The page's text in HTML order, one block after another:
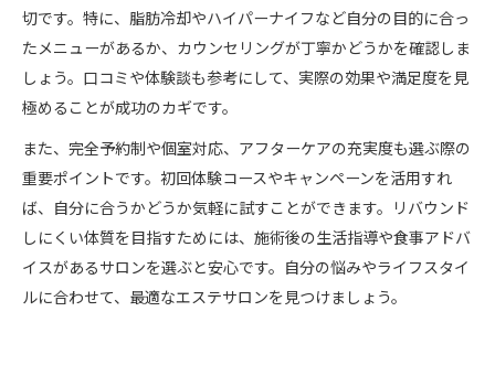
切です。特に、脂肪冷却やハイパーナイフなど自分の目的に合っ
たメニューがあるか、カウンセリングが丁寧かどうかを確認しま
しょう。口コミや体験談も参考にして、実際の効果や満足度を見
極めることが成功のカギです。
また、完全予約制や個室対応、アフターケアの充実度も選ぶ際の
重要ポイントです。初回体験コースやキャンペーンを活用すれ
ば、自分に合うかどうか気軽に試すことができます。リバウンド
しにくい体質を目指すためには、施術後の生活指導や食事アドバ
イスがあるサロンを選ぶと安心です。自分の悩みやライフスタイ
ルに合わせて、最適なエステサロンを見つけましょう。